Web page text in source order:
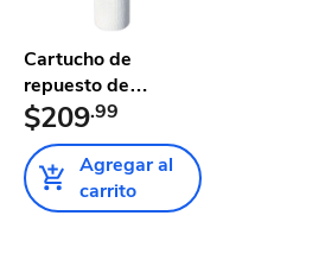
Cartucho de
repuesto de
polipropileno pa...
$209.99
Agregar al
carrito